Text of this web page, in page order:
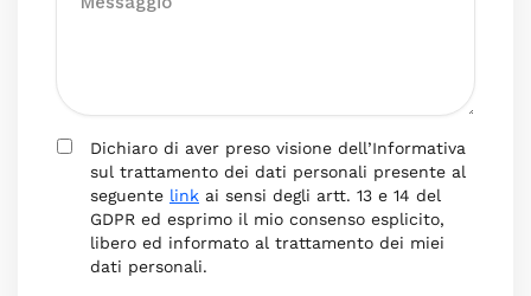
Dichiaro di aver preso visione dell’Informativa
sul trattamento dei dati personali presente al
seguente link ai sensi degli artt. 13 e 14 del
GDPR ed esprimo il mio consenso esplicito,
libero ed informato al trattamento dei miei
dati personali.